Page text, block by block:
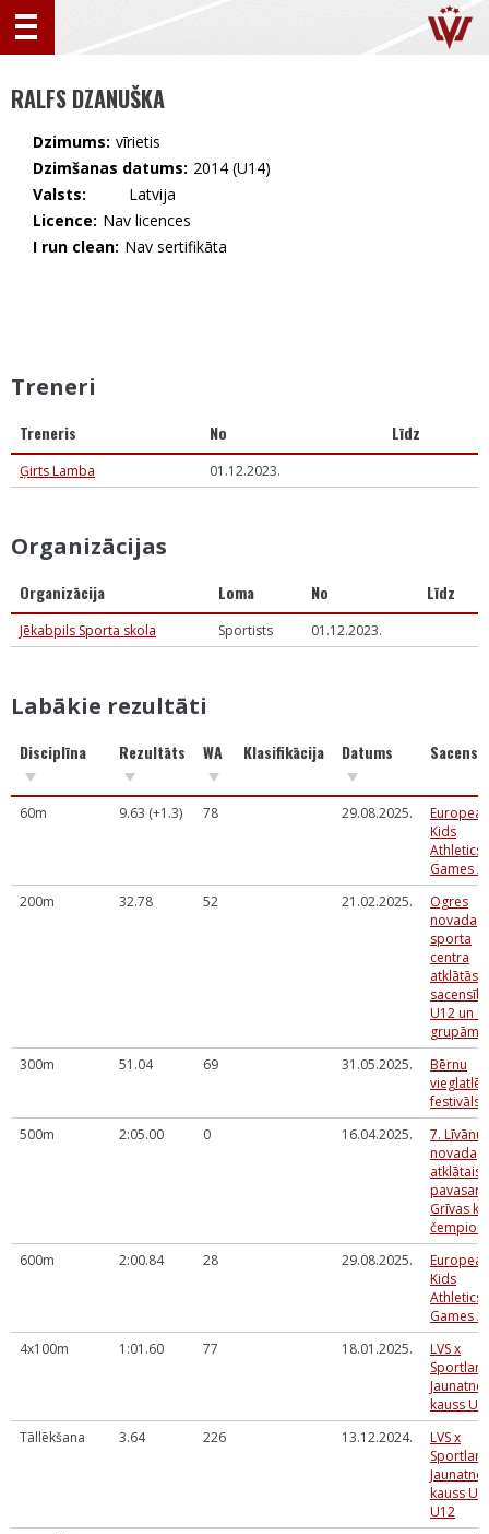
RALFS DZANUŠKA
Dzimums: vīrietis
Dzimšanas datums: 2014 (U14)
Valsts:
🇱🇻 Latvija
Licence: Nav licences
I run clean: Nav sertifikāta
Treneri
Treneris No Līdz
Ģirts Lamba 01.12.2023.
Organizācijas
Organizācija Loma No Līdz
Jēkabpils Sporta skola Sportists 01.12.2023.
Labākie rezultāti
Disciplīna Rezultāts WA Klasifikācija Datums
60m 9.63 (+1.3) 78 29.08.2025.
European
Kids
Athletics
Games
200m
32.78 52 21.02.2025.
Ogres
novada
sporta
centra
atklātās
U12 un
grupām
300m
51.04 69 31.05.2025.
Bērnu
festivāls
500m
2:05.00 0 16.04.2025.
7. Līvānu
novada
atklātais
pavasara
Grīvas
600m
2:00.84 28 29.08.2025.
European
Kids
Athletics
Games
4x100m
1:01.60 77 18.01.2025.
LVS x
Jaunatnes
kauss
Tāllēkšana
3.64 226 13.12.2024.
LVS x
Jaunatnes
kauss
U12